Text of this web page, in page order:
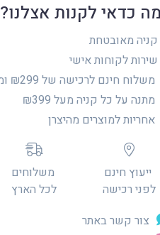
כדאי לקנות אצלנו?
קניה מאובטחת
שירות לקוחות אישי
משלוח חינם לרכישה של ₪299 ומעלה בדואר רשום
מתנה על כל קניה מעל ₪399
אחריות למוצרים מהיצרן
ייעוץ חינם
לפני רכישה
משלוחים
לכל הארץ
צור קשר באתר